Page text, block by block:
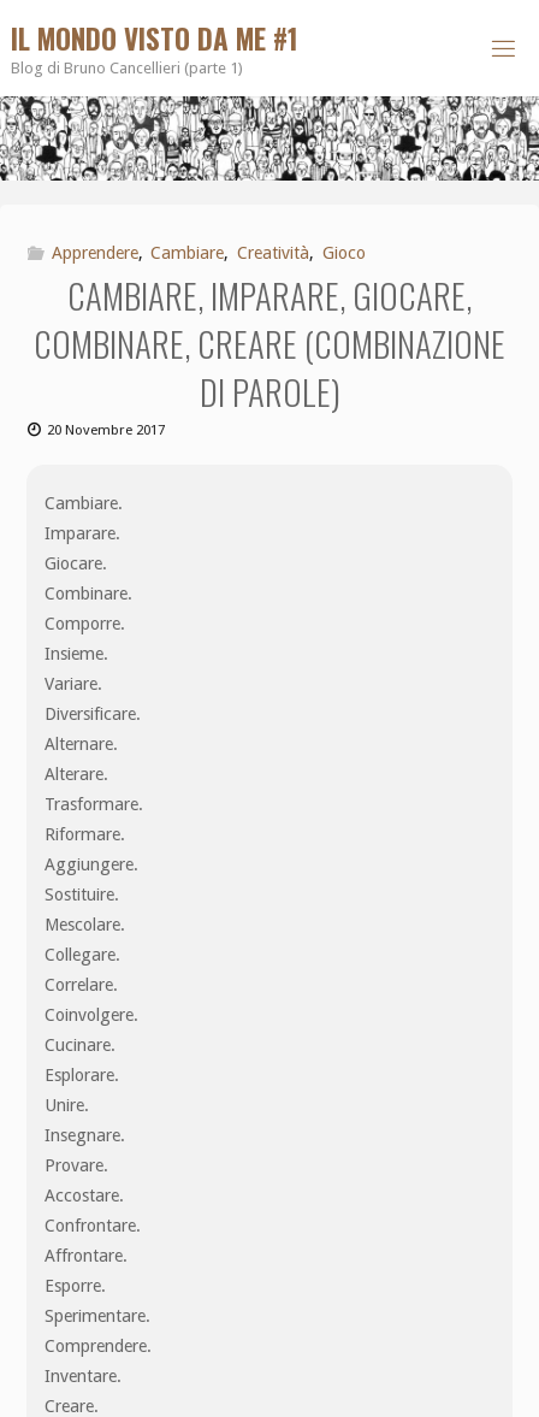
IL MONDO VISTO DA ME #1
Blog di Bruno Cancellieri (parte 1)
Apprendere, Cambiare, Creatività, Gioco
CAMBIARE, IMPARARE, GIOCARE,
COMBINARE, CREARE (COMBINAZIONE
DI PAROLE)
20 Novembre 2017
Cambiare.
Imparare.
Giocare.
Combinare.
Comporre.
Insieme.
Variare.
Diversificare.
Alternare.
Alterare.
Trasformare.
Riformare.
Aggiungere.
Sostituire.
Mescolare.
Collegare.
Correlare.
Coinvolgere.
Cucinare.
Esplorare.
Unire.
Insegnare.
Provare.
Accostare.
Confrontare.
Affrontare.
Esporre.
Sperimentare.
Comprendere.
Inventare.
Creare.